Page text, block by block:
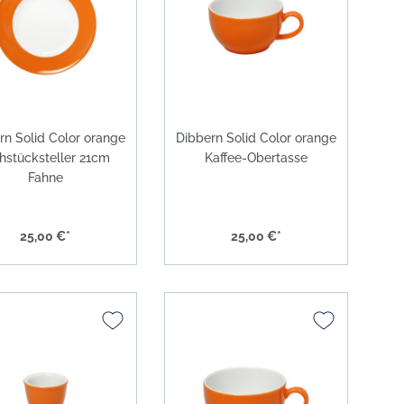
Solid Color grau
Solid Color anthrazit
Solid Color platin
Solid Color lichtgrau
Solid Color orange
21cm
Fahne
25,00 €*
Dibbern Solid Color orange
Kaffee-Obertasse
25,00 €*